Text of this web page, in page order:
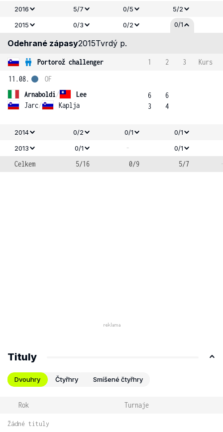
2016
5/7 0/5
5/2
2015
0/3 0/2 0/1
Odehrané zápasy2015Tvrdý p.
Portorož challenger 1 2 3
Kurs
11.08.
Arnaboldi/
Lee
Jarc/ Kaplja
OF
6
3
6
4
2014 0/2 0/1
0/1
2013
0/1 - 0/1
Celkem 5/16 0/9 5/7
Tituly
Dvouhry Čtyřhry Smíšené čtyřhry
Rok Turnaje
Žádné tituly